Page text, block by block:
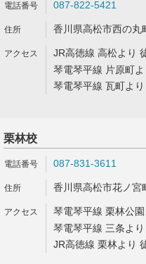
087-822-5421
香川県高松市西の丸
JR高徳線 高松より
琴電琴平線 片原町
琴電琴平線 瓦町よ
栗林校
087-831-3611
香川県高松市花ノ宮
琴電琴平線 栗林公
琴電琴平線 三条よ
JR高徳線 栗林より